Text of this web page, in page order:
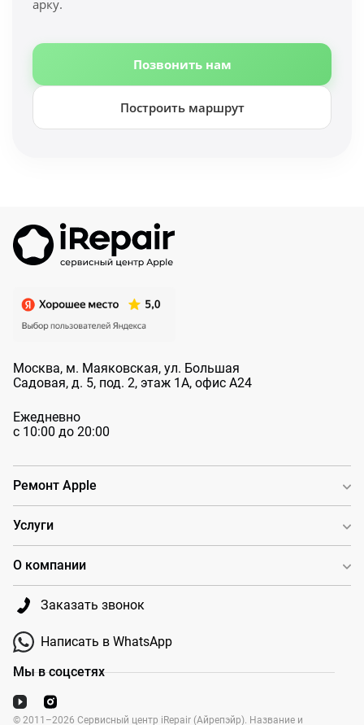
арку.
Позвонить нам
Построить маршрут
Москва, м. Маяковская, ул. Большая
Садовая, д. 5, под. 2, этаж 1А, офис А24
Ежедневно
с 10:00 до 20:00
Заказать звонок
Написать в WhatsApp
Ремонт Apple
Услуги
О компании
Мы в соцсетях
© 2011–2026 Сервисный центр iRepair (Айрепэйр). Название и